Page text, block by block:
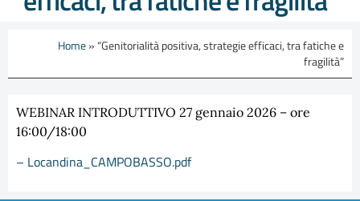
Home » “Genitorialità positiva, strategie efficaci, tra fatiche e
fragilità”
WEBINAR INTRODUTTIVO 27 gennaio 2026 – ore
16:00/18:00
– Locandina_CAMPOBASSO.pdf